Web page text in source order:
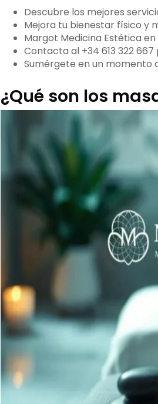
Descubre los mejores
Mejora tu bienestar físico y
Margot Medicina Estética
Contacta al +34 613 322
Sumérgete en un momento
¿Qué son los